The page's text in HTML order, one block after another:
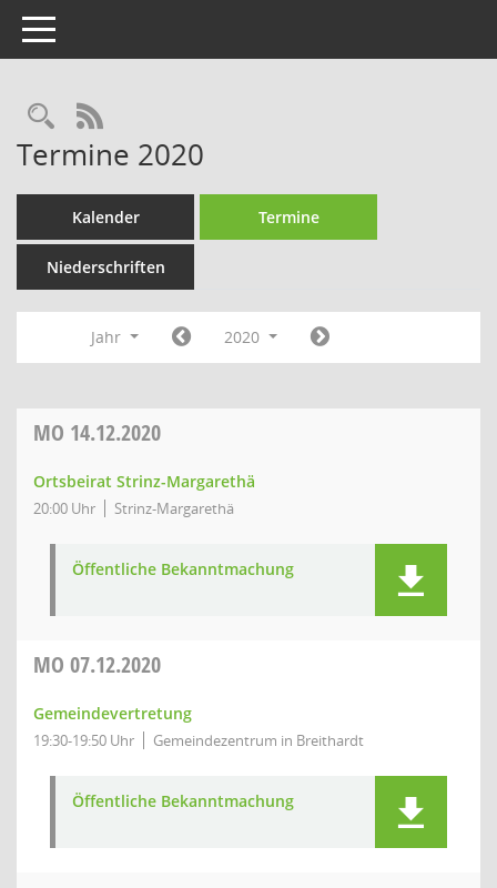
Toggle navigation
Rechercheauswahl
RSS-Feed
Termine 2020
Kalender Termine
Niederschriften
Jahr 2020
MO 14.12.2020
Ortsbeirat Strinz-Margarethä
20:00 Uhr Strinz-Margarethä
Öffentliche Bekanntmachung
MO 07.12.2020
Gemeindevertretung
19:30-19:50 Uhr Gemeindezentrum in Breithardt
Öffentliche Bekanntmachung